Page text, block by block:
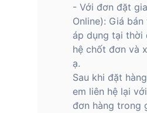
- Với đơn đặt
Online): Giá
áp dụng tại thời
hệ chốt đơn và
ạ.
Sau khi đặt
em liên hệ lại
đơn hàng trong